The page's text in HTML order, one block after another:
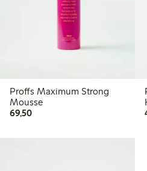
Proffs Maximum Strong
Mousse
69,5069,50 kr